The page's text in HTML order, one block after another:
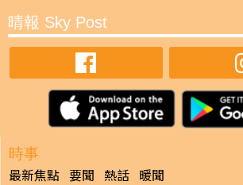
晴報 Sky Post
時事
最新焦點 要聞 熱話 暖聞